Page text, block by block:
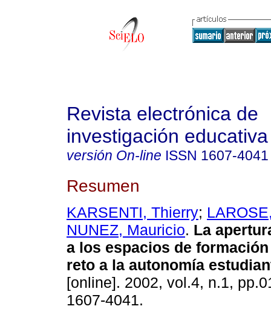
Revista electrónica de
investigación educativa
versión On-line ISSN 1607-4041
Resumen
KARSENTI, Thierry;
NUNEZ, Mauricio. La
a los espacios de
reto a la autonomía
[online]. 2002, vol.4, n.1,
1607-4041.